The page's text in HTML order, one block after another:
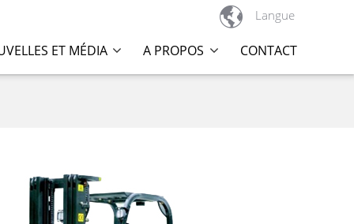
 Langue
ET MÉDIA A PROPOS CONTACT